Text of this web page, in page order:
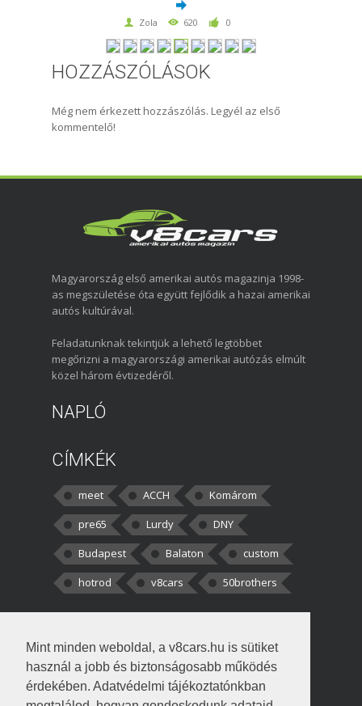
Mint minden weboldal, a v8cars.hu is sütiket
használ a jobb és biztonságosabb működés
érdekében. Adatvédelmi tájékoztatónkban
Zola 620 0
HOZZÁSZÓLÁSOK
Még nem érkezett hozzászólás. Legyél az első
kommentelő!
Magyarország első amerikai autós magazinja 1998-
as megszületése óta együtt fejlődik a hazai amerikai
autós kultúrával.
Feladatunknak tekintjük a lehető legtöbbet
megőrizni a magyarországi amerikai autózás elmúlt
közel három évtizedéről.
NAPLÓ
CÍMKÉK
meet ACCH
Komárom
pre65
Lurdy
DNY
Budapest
Balaton
custom
hotrod
v8cars 50brothers
kortisz:Elszúrtam! Én csak két
darabbaal számoltam. Nem tudtam, hogy fél autót,